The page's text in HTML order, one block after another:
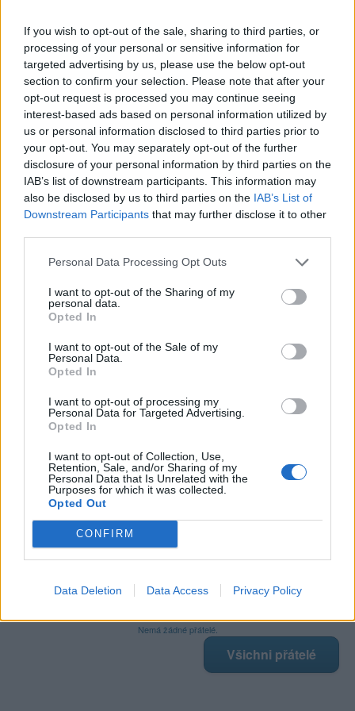
If you wish to opt-out of the sale, sharing to third parties, or
processing of your personal or sensitive information for
targeted advertising by us, please use the below opt-out
section to confirm your selection. Please note that after your
opt-out request is processed you may continue seeing
interest-based ads based on personal information utilized by
us or personal information disclosed to third parties prior to
your opt-out. You may separately opt-out of the further
disclosure of your personal information by third parties on the
IAB’s list of downstream participants. This information may
also be disclosed by us to third parties on the IAB’s List of
Downstream Participants that may further disclose it to other
Personal Data Processing Opt Outs
I want to opt-out of the Sharing of my
personal data.
Opted In
I want to opt-out of the Sale of my
Personal Data.
Opted In
I want to opt-out of processing my
Personal Data for Targeted Advertising.
Opted In
I want to opt-out of Collection, Use,
Retention, Sale, and/or Sharing of my
Personal Data that Is Unrelated with the
Purposes for which it was collected.
Opted Out
CONFIRM
Data Deletion Data Access Privacy Policy
0 uživatelům se líbí
Věk: 37
Kontakt
Napsat uživateli vzkaz
Informace o profilu a chatu
Online: Není nikde online
Prochatováno: 0.00 hod.
Líbí se:0
Oblibené místnosti
Sledované diskuze
Poslední 3 příspěvky na mé zdi
Zobrazit celou mou zeď
Nemá žádné přátelé.
Všichni přátelé